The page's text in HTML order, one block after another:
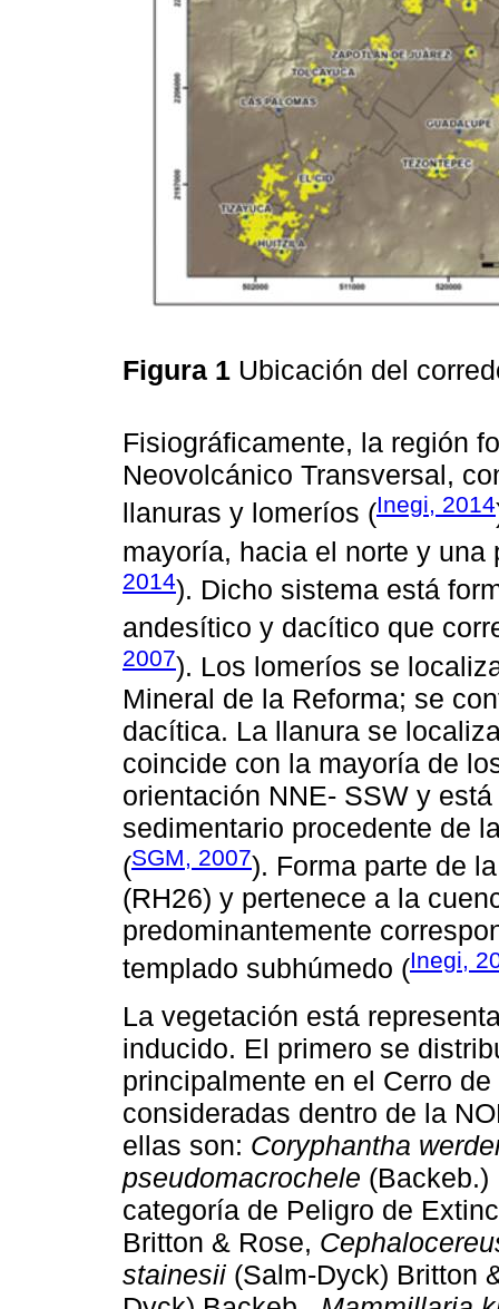
Figura 1 Ubicación del
Fisiográficamente, la región
Neovolcánico Transversal,
llanuras y lomeríos (Inegi, 2014
mayoría, hacia el norte y
2014). Dicho sistema está
andesítico y dacítico que
2007). Los lomeríos se
Mineral de la Reforma; se
dacítica. La llanura se
coincide con la mayoría de
orientación NNE- SSW y
sedimentario procedente de
(SGM, 2007). Forma parte de
(RH26) y pertenece a la
predominantemente
templado subhúmedo (Inegi,
La vegetación está
inducido. El primero se
principalmente en el Cerro
consideradas dentro de la
ellas son: Coryphantha
pseudomacrochele (Backeb.)
categoría de Peligro de
Britton & Rose,
stainesii (Salm-Dyck) Britton